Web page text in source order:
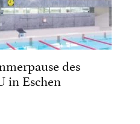
des
in Eschen